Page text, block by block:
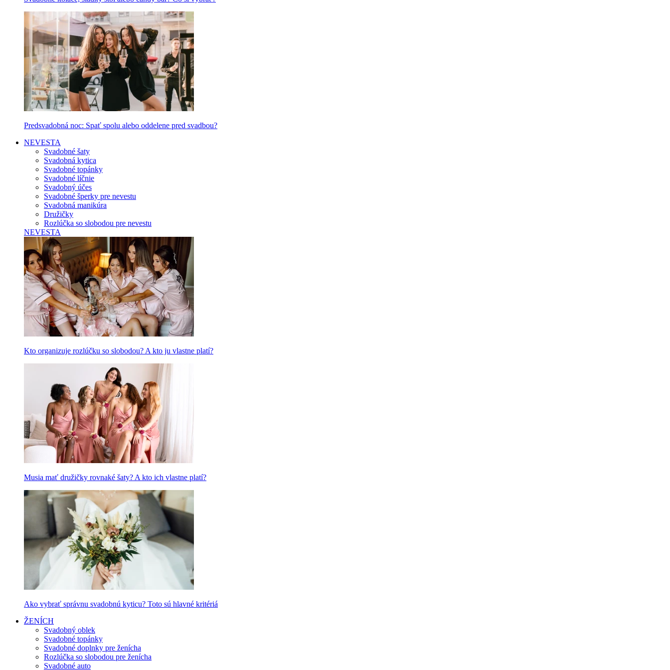
Predsvadobná noc: Spať spolu alebo oddelene pred svadbou?
NEVESTA
Svadobné šaty
Svadobná kytica
Svadobné topánky
Svadobné líčnie
Svadobný účes
Svadobné šperky pre nevestu
Svadobná manikúra
Družičky
Rozlúčka so slobodou pre nevestu
NEVESTA
Kto organizuje rozlúčku so slobodou? A kto ju vlastne platí?
Musia mať družičky rovnaké šaty? A kto ich vlastne platí?
Ako vybrať správnu svadobnú kyticu? Toto sú hlavné kritériá
ŽENÍCH
Svadobný oblek
Svadobné topánky
Svadobné doplnky pre ženícha
Rozlúčka so slobodou pre ženícha
Svadobné auto